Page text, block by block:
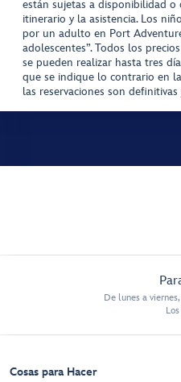
están sujetas a disponibilidad o
itinerario y la asistencia. Los
por un adulto en Port
adolescentes”. Todos los
se pueden realizar hasta tres
que se indique lo contrario en
las reservaciones son
De lunes a
Cosas para Hacer